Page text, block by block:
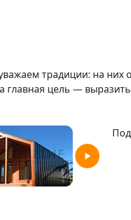
традиции: на
цель —